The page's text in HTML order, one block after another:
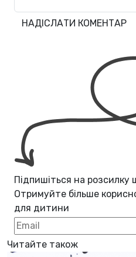
НАДІСЛАТИ КОМЕНТАР
Підпишіться на розсилку
Отримуйте більше
для дитини
Читайте також